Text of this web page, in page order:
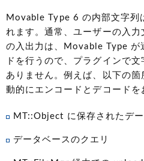
Movable Type 6 の内部文字列
れます。通常、ユーザーの入
の入出力は、Movable Type が
ドを行うので、プラグインで
ありません。例えば、以下の
動的にエンコードとデコードを
MT::Object に保存されたデ
データベースのクエリ